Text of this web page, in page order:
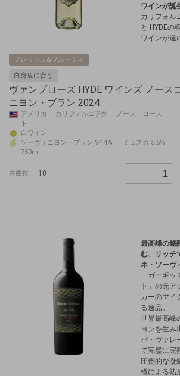
ワインが誕
カリフォル
と HYDEの
ワインが遂
フレッシュ&フルーティ
白身魚に合う
ヴァンプローズ HYDE ワインズ ノース
ニヨン・ブラン 2024
アメリカ カリフォルニア州 ノース・コース
ト
白ワイン
ソーヴィニヨン・ブラン 94.4% 、 ミュスカ 5.6%
750ml
在庫数： 10
最高峰の銘
む、リッチ
ネ・ソーヴ
「ガーギ
ト」の元ア
カーのマイ
る逸品。
世界最高峰
ヨンを生み
パ・ヴァレ
て完璧に完
圧倒的な凝
樽による熟